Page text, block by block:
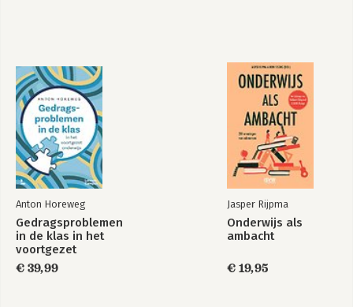
Anton Horeweg
Gedragsproblemen
in de klas in het
voortgezet
onderwijs
€ 39,99
Jasper Rijpma
Onderwijs als
ambacht
€ 19,95